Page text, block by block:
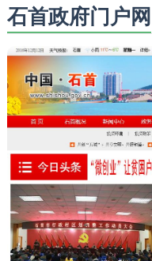
石首政府门户网